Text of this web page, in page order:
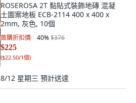
ROSEROSA 2T 黏貼式裝飾地磚 混凝
土圖案地板 ECB-2114 400 x 400 x
2mm, 灰色, 10個
首購折扣價 40%$376
$225
($22.50/1個)
8/12 星期三 預計送達